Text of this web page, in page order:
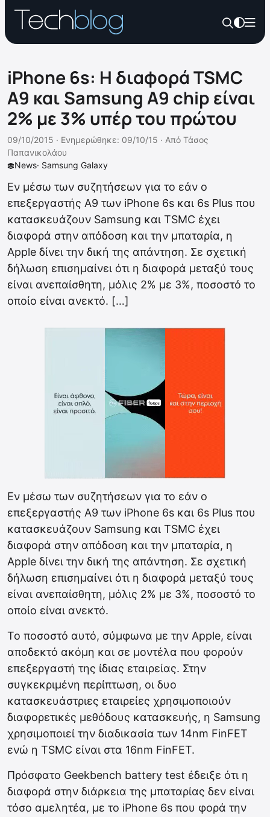
iPhone 6s: Η διαφορά TSMC
Α9 και Samsung A9 chip είναι
2% με 3% υπέρ του πρώτου
News· Samsung Galaxy
09/10/2015 · Ενημερώθηκε: 09/10/15 · Από Τάσος
Παπανικολάου
Εν μέσω των συζητήσεων για το εάν ο
επεξεργαστής A9 των iPhone 6s και 6s Plus που
κατασκευάζουν Samsung και TSMC έχει
διαφορά στην απόδοση και την μπαταρία, η
Apple δίνει την δική της απάντηση. Σε σχετική
δήλωση επισημαίνει ότι η διαφορά μεταξύ τους
είναι ανεπαίσθητη, μόλις 2% με 3%, ποσοστό το
οποίο είναι ανεκτό. […]
Εν μέσω των συζητήσεων για το εάν ο
επεξεργαστής A9 των iPhone 6s και 6s Plus που
κατασκευάζουν Samsung και TSMC έχει
διαφορά στην απόδοση και την μπαταρία, η
Apple δίνει την δική της απάντηση. Σε σχετική
δήλωση επισημαίνει ότι η διαφορά μεταξύ τους
είναι ανεπαίσθητη, μόλις 2% με 3%, ποσοστό το
οποίο είναι ανεκτό.
Το ποσοστό αυτό, σύμφωνα με την Apple, είναι
αποδεκτό ακόμη και σε μοντέλα που φορούν
επεξεργαστή της ίδιας εταιρείας. Στην
συγκεκριμένη περίπτωση, οι δυο
κατασκευάστριες εταιρείες χρησιμοποιούν
διαφορετικές μεθόδους κατασκευής, η Samsung
χρησιμοποιεί την διαδικασία των 14nm FinFET
ενώ η TSMC είναι στα 16nm FinFET.
Πρόσφατο Geekbench battery test έδειξε ότι η
διαφορά στην διάρκεια της μπαταρίας δεν είναι
τόσο αμελητέα, με το iPhone 6s που φορά την